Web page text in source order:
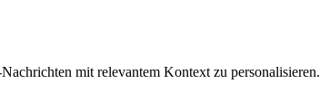
mit relevantem Kontext zu personalisieren.